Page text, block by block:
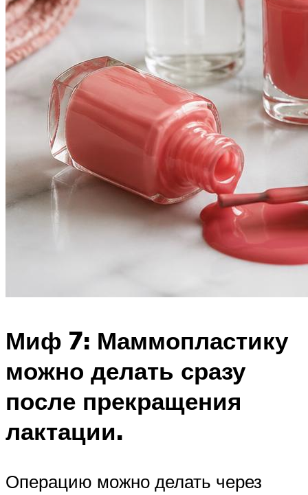
Миф 7: Маммопластику
можно делать сразу
после прекращения
лактации.
Операцию можно делать через